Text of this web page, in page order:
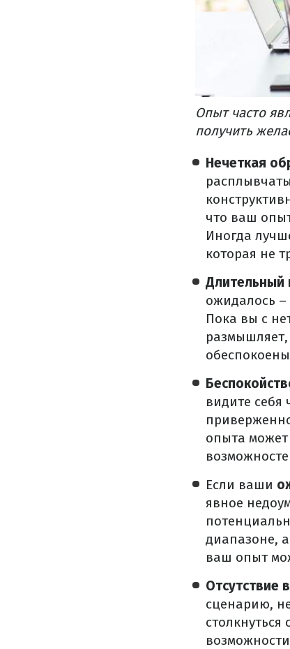
Опыт часто
получить
Нечеткая
что ваш
Иногда
которая не
Длительный
ожидалось
Пока вы с
видите себя
опыта
Если ваши
явное
диапазоне,
ваш опыт
Отсутствие
сценарию,